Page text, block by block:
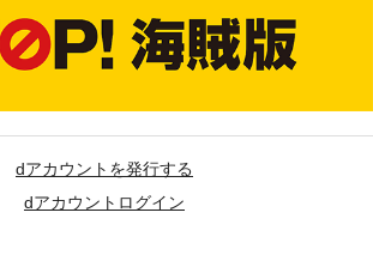
dアカウントを発行する
dアカウントログイン